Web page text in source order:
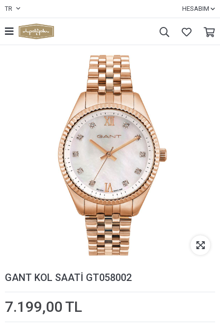
TR HESABIM
GANT KOL SAATİ GT058002
7.199,00 TL